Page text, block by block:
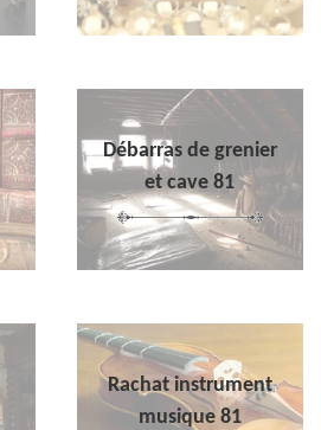
Débarras de grenier
et cave 81
Rachat instrument
musique 81